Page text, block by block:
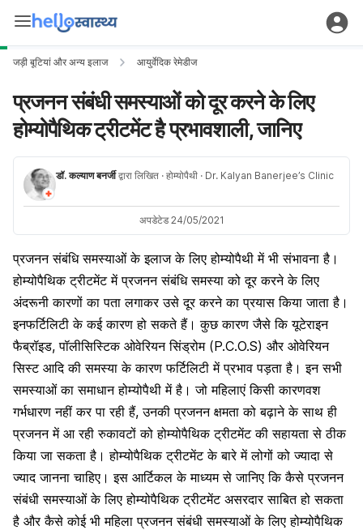
जड़ी बूटियां और अन्य इलाज आयुर्वेदिक रेमेडीज
प्रजनन संबंधी समस्याओं को दूर करने के लिए
होम्योपैथिक ट्रीटमेंट है प्रभावशाली, जानिए
डॉ. कल्याण बनर्जीद्वारा लिखित · होम्योपैथी · Dr. Kalyan Banerjee’s Clinic
अपडेटेड 24/05/2021
प्रजनन संबंधि समस्याओं के इलाज के लिए होम्योपैथी में भी संभावना है।
होम्योपैथिक ट्रीटमेंट में प्रजनन संबंधि समस्या को दूर करने के लिए
अंदरूनी कारणों का पता लगाकर उसे दूर करने का प्रयास किया जाता है।
इनफर्टिलिटी के कई कारण हो सकते हैं। कुछ कारण जैसे कि यूटेराइन
फैब्रॉइड, पॉलीसिस्टिक ओवेरियन सिंड्रोम (P.C.O.S) और ओवेरियन
सिस्ट आदि की समस्या के कारण फर्टिलिटी में प्रभाव पड़ता है। इन सभी
समस्याओं का समाधान होम्योपैथी में है। जो महिलाएं किसी कारणवश
गर्भधारण नहीं कर पा रही हैं, उनकी प्रजनन क्षमता को बढ़ाने के साथ ही
प्रजनन में आ रही रुकावटों को होम्योपैथिक ट्रीटमेंट की सहायता से ठीक
किया जा सकता है। होम्योपैथिक ट्रीटमेंट के बारे में लोगों को ज्यादा से
ज्याद जानना चाहिए। इस आर्टिकल के माध्यम से जानिए कि कैसे प्रजनन
संबंधी समस्याओं के लिए होम्योपैथिक ट्रीटमेंट असरदार साबित हो सकता
है और कैसे कोई भी महिला प्रजनन संबंधी समस्याओं के लिए होम्योपैथिक